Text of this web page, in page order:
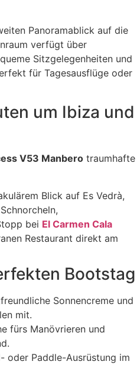
Panoramablick auf die
verfügt über
Sitzgelegenheiten und
für Tagesausflüge oder
um Ibiza und
V53 Manbero traumhafte
Blick auf Es Vedrà,
bei El Carmen Cala
Restaurant direkt am
Bootstag
Sonnencreme und
mit.
fürs Manövrieren und
oder Paddle-Ausrüstung im